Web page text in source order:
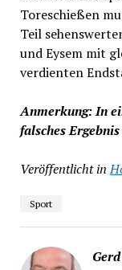
Toreschießen
Teil
und Eysem mit
verdienten
Anmerkung: In
falsches
Veröffentlicht in
Sport